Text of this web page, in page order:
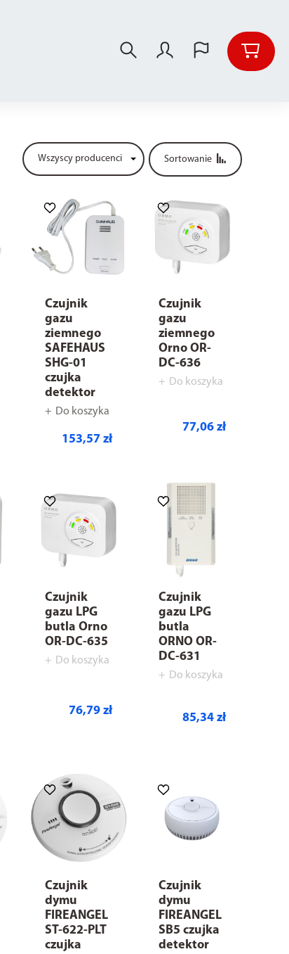
Sortowanie
Czujnik
gazu
ziemnego
SAFEHAUS
SHG-01
czujka
detektor
Do koszyka
153,57 zł
Czujnik
gazu
ziemnego
Orno OR-
DC-636
Do koszyka
77,06 zł
Czujnik
gazu LPG
butla Orno
OR-DC-635
Do koszyka
76,79 zł
Czujnik
gazu LPG
butla
ORNO OR-
DC-631
Do koszyka
85,34 zł
Czujnik
dymu
FIREANGEL
ST-622-PLT
czujka
Czujnik
dymu
FIREANGEL
SB5 czujka
detektor